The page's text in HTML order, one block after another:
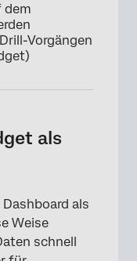
dem
Vorgängen
als
als
Weise
schnell